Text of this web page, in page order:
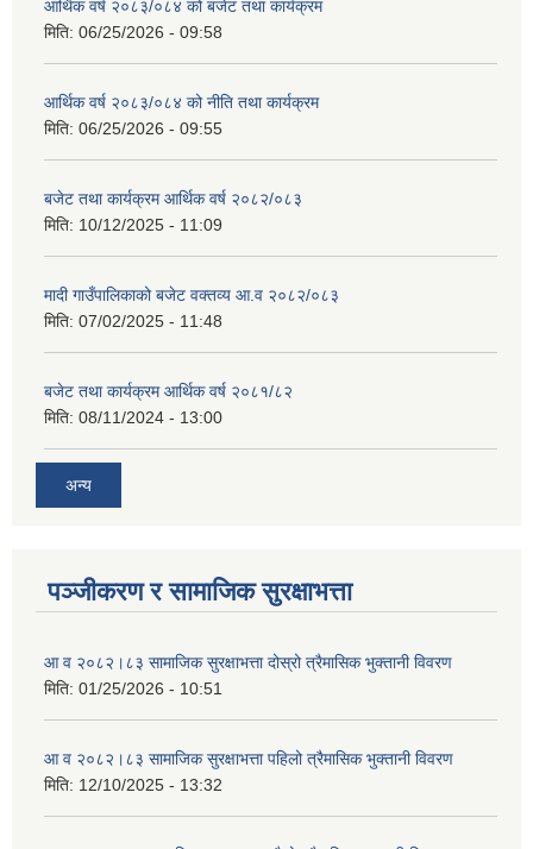
आर्थिक वर्ष २०८३/०८४ को बजेट तथा कार्यक्रम
मिति: 06/25/2026 - 09:58
आर्थिक वर्ष २०८३/०८४ को नीति तथा कार्यक्रम
मिति: 06/25/2026 - 09:55
बजेट तथा कार्यक्रम आर्थिक वर्ष २०८२/०८३
मिति: 10/12/2025 - 11:09
मादी गाउँपालिकाको बजेट वक्तव्य आ.व २०८२/०८३
मिति: 07/02/2025 - 11:48
बजेट तथा कार्यक्रम आर्थिक वर्ष २०८१/८२
मिति: 08/11/2024 - 13:00
अन्य
पञ्जीकरण र सामाजिक सुरक्षाभत्ता
आ व २०८२।८३ सामाजिक सुरक्षाभत्ता दोस्रो त्रैमासिक भुक्तानी विवरण
मिति: 01/25/2026 - 10:51
आ व २०८२।८३ सामाजिक सुरक्षाभत्ता पहिलो त्रैमासिक भुक्तानी विवरण
मिति: 12/10/2025 - 13:32